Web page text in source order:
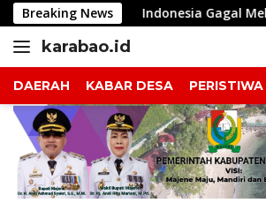
Langsung
ke
konten
Breaking News
Indonesia Gagal Melaju Piala
karabao.id
Tegas
Tajam
DAERAH KABAR DESA PERISTIWA